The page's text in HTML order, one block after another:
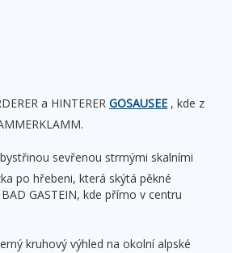
a HINTERER GOSAUSEE , kde z
sevřenou strmými skalními
po hřebeni, která skýtá pěkné
GASTEIN, kde přímo v centru
kruhový výhled na okolní alpské